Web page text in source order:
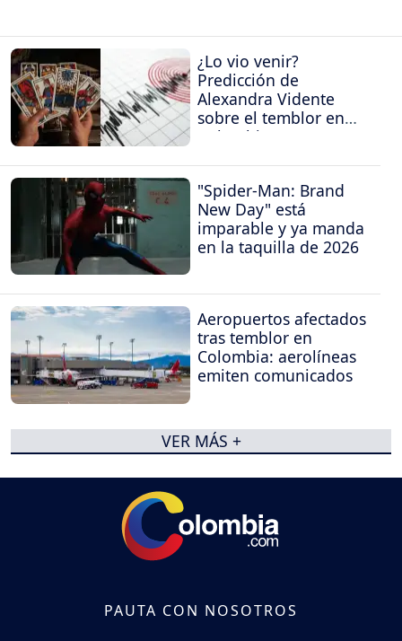
¿Lo vio venir?
Predicción de
Alexandra Vidente
sobre el temblor en
Colombia
"Spider-Man: Brand
New Day" está
imparable y ya manda
en la taquilla de 2026
Aeropuertos afectados
tras temblor en
Colombia: aerolíneas
emiten comunicados
VER MÁS +
PAUTA CON NOSOTROS